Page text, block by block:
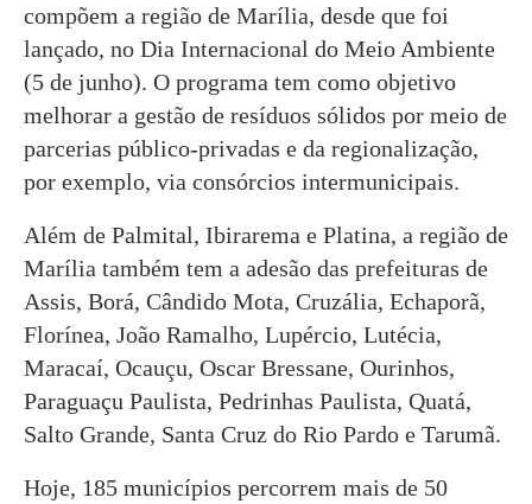
compõem a região de Marília, desde que foi
lançado, no Dia Internacional do Meio Ambiente
(5 de junho). O programa tem como objetivo
melhorar a gestão de resíduos sólidos por meio de
parcerias público-privadas e da regionalização,
por exemplo, via consórcios intermunicipais.
Além de Palmital, Ibirarema e Platina, a região de
Marília também tem a adesão das prefeituras de
Assis, Borá, Cândido Mota, Cruzália, Echaporã,
Florínea, João Ramalho, Lupércio, Lutécia,
Maracaí, Ocauçu, Oscar Bressane, Ourinhos,
Paraguaçu Paulista, Pedrinhas Paulista, Quatá,
Salto Grande, Santa Cruz do Rio Pardo e Tarumã.
Hoje, 185 municípios percorrem mais de 50